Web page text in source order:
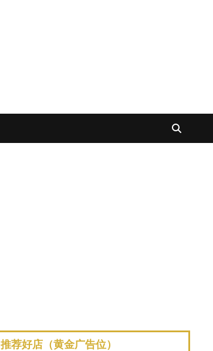
推荐好店（黄金广告位）